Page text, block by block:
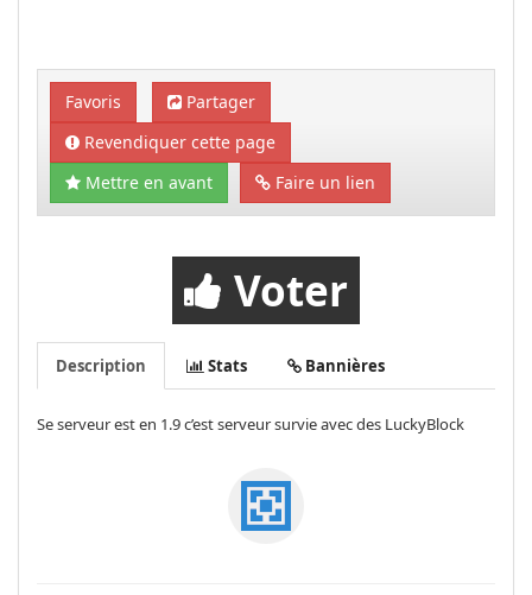
Favoris
Partager
Revendiquer cette page
Mettre en avant
Faire un lien
Voter
Description Stats Bannières
Se serveur est en 1.9 c’est serveur survie avec des LuckyBlock